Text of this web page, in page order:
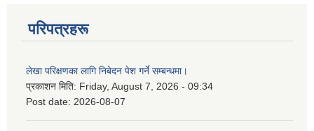
परिपत्रहरू
लेखा परिक्षणका लागि निबेदन पेश गर्ने सम्बन्धमा।
प्रकाशन मिति: Friday, August 7, 2026 - 09:34
Post date: 2026-08-07